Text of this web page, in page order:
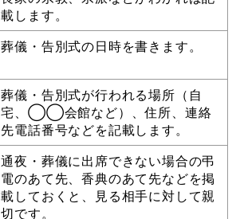
載します。
葬儀・告別式の日時を書きます。
葬儀・告別式が行われる場所（自
宅、◯◯会館など）、住所、連絡
先電話番号などを記載します。
通夜・葬儀に出席できない場合の弔
電のあて先、香典のあて先などを掲
載しておくと、見る相手に対して親
切です。